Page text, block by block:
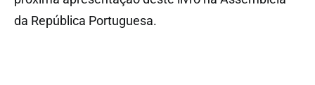
da República Portuguesa.